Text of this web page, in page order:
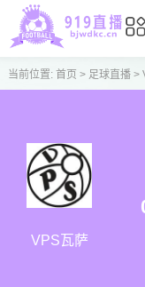
当前位置: 首页 > 足球直播>
VPS瓦萨